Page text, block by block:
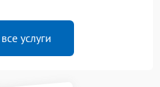
услуги